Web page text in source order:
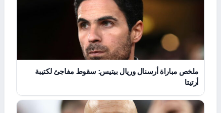
ملخص مباراة أرسنال وريال بيتيس: سقوط مفاجئ لكتيبة
أرتيتا